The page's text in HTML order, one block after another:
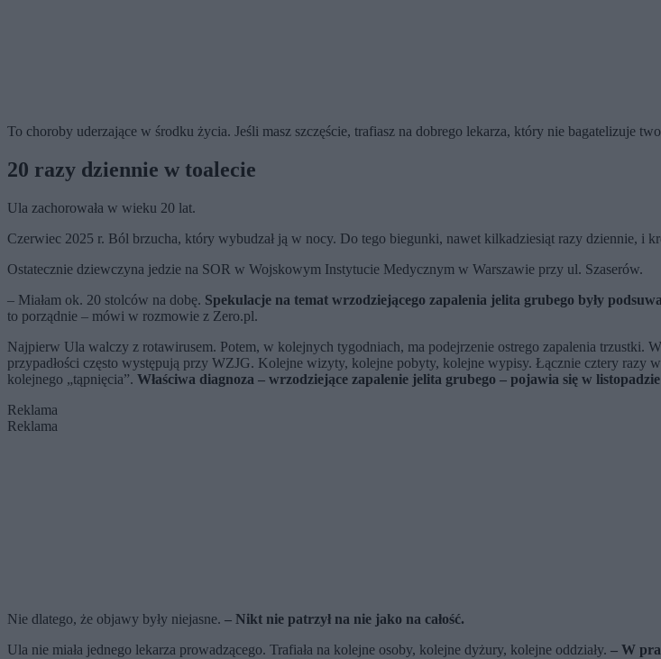
To choroby uderzające w środku życia. Jeśli masz szczęście, trafiasz na dobrego lekarza, który nie bagatelizuje
20 razy dziennie w toalecie
Ula zachorowała w wieku 20 lat.
Czerwiec 2025 r. Ból brzucha, który wybudzał ją w nocy. Do tego biegunki, nawet kilkadziesiąt razy dziennie, i
Ostatecznie dziewczyna jedzie na SOR w Wojskowym Instytucie Medycznym w Warszawie przy ul. Szaserów.
– Miałam ok. 20 stolców na dobę. Spekulacje na temat wrzodziejącego zapalenia jelita grubego były
to porządnie – mówi w rozmowie z Zero.pl.
Najpierw Ula walczy z rotawirusem. Potem, w kolejnych tygodniach, ma podejrzenie ostrego zapalenia trzustki.
przypadłości często występują przy WZJG. Kolejne wizyty, kolejne pobyty, kolejne wypisy. Łącznie cztery
kolejnego „tąpnięcia”. Właściwa diagnoza – wrzodziejące zapalenie jelita grubego – pojawia się w
Reklama
Reklama
Nie dlatego, że objawy były niejasne. – Nikt nie patrzył na nie jako na całość.
Ula nie miała jednego lekarza prowadzącego. Trafiała na kolejne osoby, kolejne dyżury, kolejne oddziały. – W